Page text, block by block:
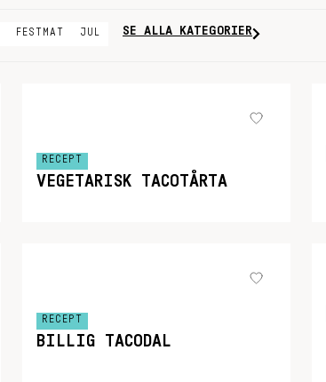
FESTMAT JUL SE ALLA KATEGORIER
RECEPT
VEGETARISK TACOTÅRTA
RECEPT
BILLIG TACODAL